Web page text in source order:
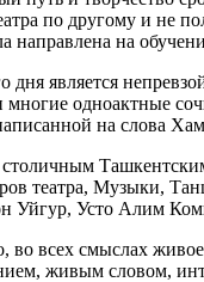
по другому и не
направлена на
дня является
одноактные
на слова
театра, Музыки,
Уйгур, Усто Алим
во всех смыслах
живым словом,